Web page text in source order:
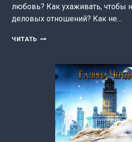
любовь? Как ухаживать, чтобы
деловых отношений? Как не…
ЧИТАТЬ Я
ВКЛЮЧИТЬ
ЛЮБОВЬ?
(КАТЕРИНА
ЕЖЕВИКА)